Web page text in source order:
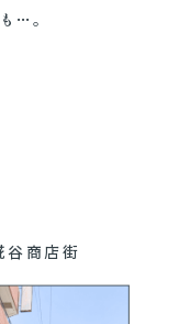
…。
谷商店街